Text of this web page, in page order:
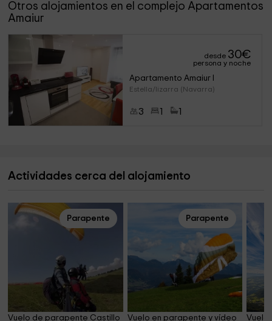
Otros alojamientos en el complejo Apartamentos
Amaiur
desde 30€
persona y noche
Apartamento Amaiur I
Estella/lizarra (Navarra)
3
Actividades cerca del alojamiento
Parapente
Vuelo de parapente Castillo
Parapente
Vuelo en parapente y vídeo Vuelo